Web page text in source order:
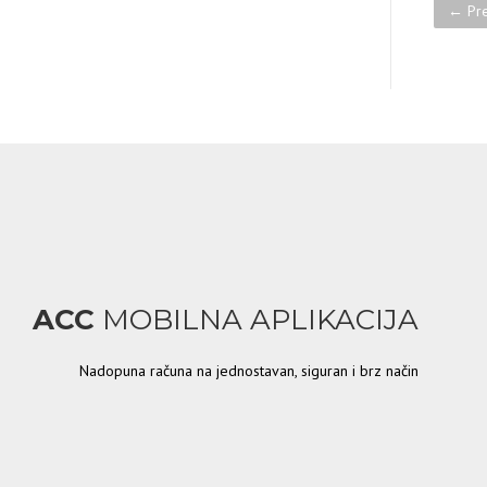
←
ACC MOBILNA APLIKACIJA
Nadopuna računa na jednostavan, siguran i brz način